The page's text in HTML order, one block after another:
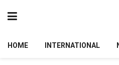
HOME INTERNATIONAL